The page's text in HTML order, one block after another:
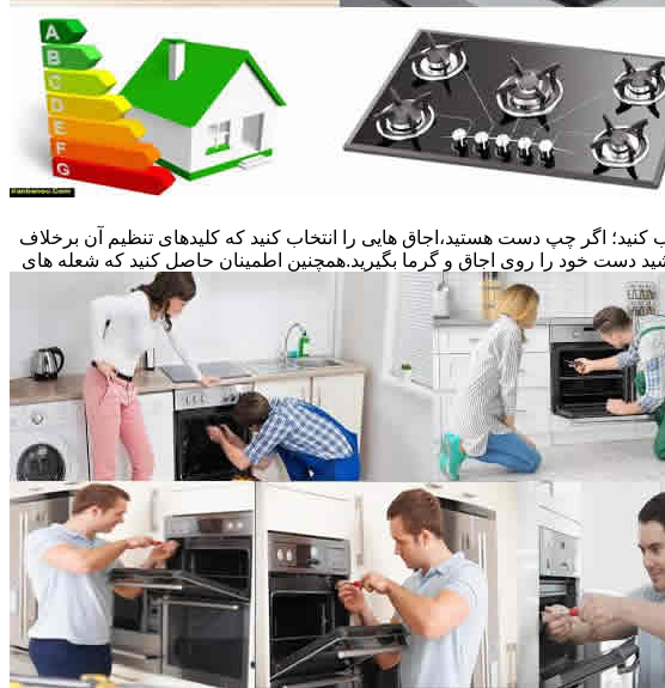
اگر چپ دست هستید،اجاق هایی را انتخاب کنید که کلیدهای تنظیم آن برخلاف
دست خود را روی اجاق و گرما بگیرید.همچنین اطمینان حاصل کنید که شعله های